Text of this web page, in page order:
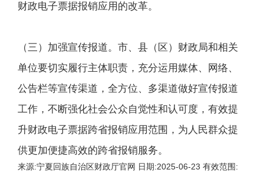
财政电子票据报销应用的改革。
（三）加强宣传报道。市、县（区）财政局和相关
单位要切实履行主体职责，充分运用媒体、网络、
公告栏等宣传渠道，全方位、多渠道做好宣传报道
工作，不断强化社会公众自觉性和认可度，有效提
升财政电子票据跨省报销应用范围，为人民群众提
供更加便捷高效的跨省报销服务。
来源:宁夏回族自治区财政厅官网 日期:2025-06-23 有效范围: